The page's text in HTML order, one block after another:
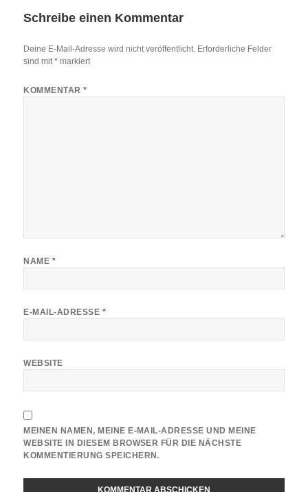
Schreibe einen Kommentar
Deine E-Mail-Adresse wird nicht veröffentlicht. Erforderliche Felder
sind mit* markiert
KOMMENTAR*
NAME *
E-MAIL-ADRESSE *
WEBSITE
MEINEN NAMEN, MEINE E-MAIL-ADRESSE UND MEINE
WEBSITE IN DIESEM BROWSER FÜR DIE NÄCHSTE
KOMMENTIERUNG SPEICHERN.